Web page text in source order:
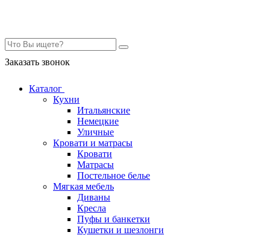
Заказать звонок
Каталог
Кухни
Итальянские
Немецкие
Уличные
Кровати и матрасы
Кровати
Матрасы
Постельное белье
Мягкая мебель
Диваны
Кресла
Пуфы и банкетки
Кушетки и шезлонги